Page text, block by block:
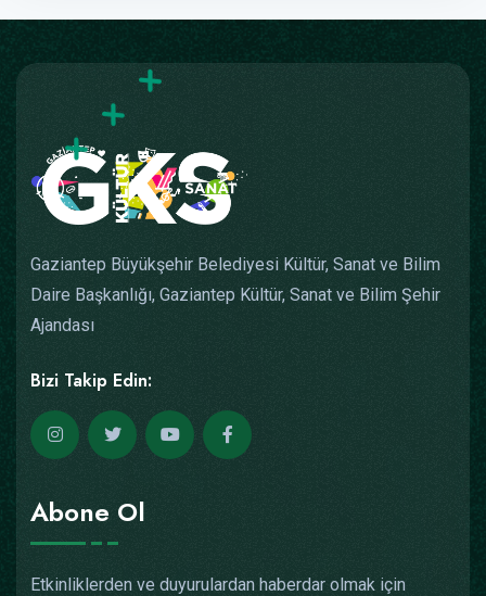
Gaziantep Büyükşehir Belediyesi Kültür, Sanat ve Bilim
Daire Başkanlığı, Gaziantep Kültür, Sanat ve Bilim Şehir
Ajandası
Bizi Takip Edin:
Abone Ol
Etkinliklerden ve duyurulardan haberdar olmak için